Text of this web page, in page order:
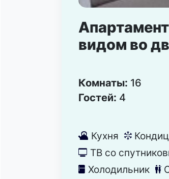
видом во
Комнаты: 16
Гостей: 4
댐 Кухня 뀸
넎 ТВ со
녒 Холодильник 댃